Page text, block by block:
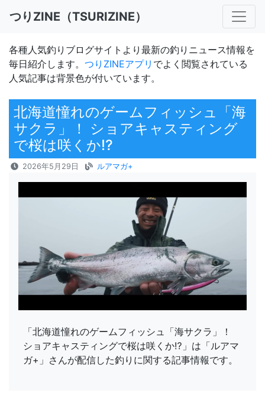
つりZINE（TSURIZINE）
各種人気釣りブログサイトより最新の釣りニュース情報を
毎日紹介します。 つりZINEアプリ でよく閲覧されている
人気記事は背景色が付いています。
北海道憧れのゲームフィッシュ「海
サクラ」！ ショアキャスティング
で桜は咲くか⁉
2026年5月29日 ルアマガ+
「北海道憧れのゲームフィッシュ「海サクラ」！
ショアキャスティングで桜は咲くか⁉」は「ルアマ
ガ+」さんが配信した釣りに関する記事情報です。